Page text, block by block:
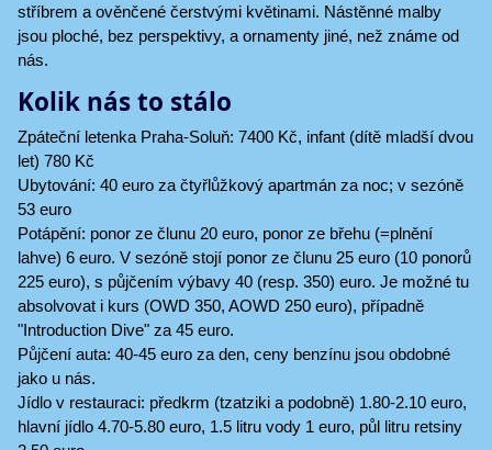
stříbrem a ověnčené čerstvými květinami. Nástěnné malby
jsou ploché, bez perspektivy, a ornamenty jiné, než známe od
nás.
Kolik nás to stálo
Zpáteční letenka Praha-Soluň: 7400 Kč, infant (dítě mladší dvou
let) 780 Kč
Ubytování: 40 euro za čtyřlůžkový apartmán za noc; v sezóně
53 euro
Potápění: ponor ze člunu 20 euro, ponor ze břehu (=plnění
lahve) 6 euro. V sezóně stojí ponor ze člunu 25 euro (10 ponorů
225 euro), s půjčením výbavy 40 (resp. 350) euro. Je možné tu
absolvovat i kurs (OWD 350, AOWD 250 euro), případně
"Introduction Dive" za 45 euro.
Půjčení auta: 40-45 euro za den, ceny benzínu jsou obdobné
jako u nás.
Jídlo v restauraci: předkrm (tzatziki a podobně) 1.80-2.10 euro,
hlavní jídlo 4.70-5.80 euro, 1.5 litru vody 1 euro, půl litru retsiny